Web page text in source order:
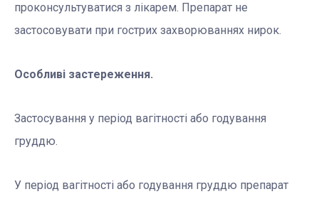
проконсультуватися з лікарем. Препарат не
застосовувати при гострих захворюваннях нирок.
Особливі застереження.
Застосування у період вагітності або годування
груддю.
У період вагітності або годування груддю препарат